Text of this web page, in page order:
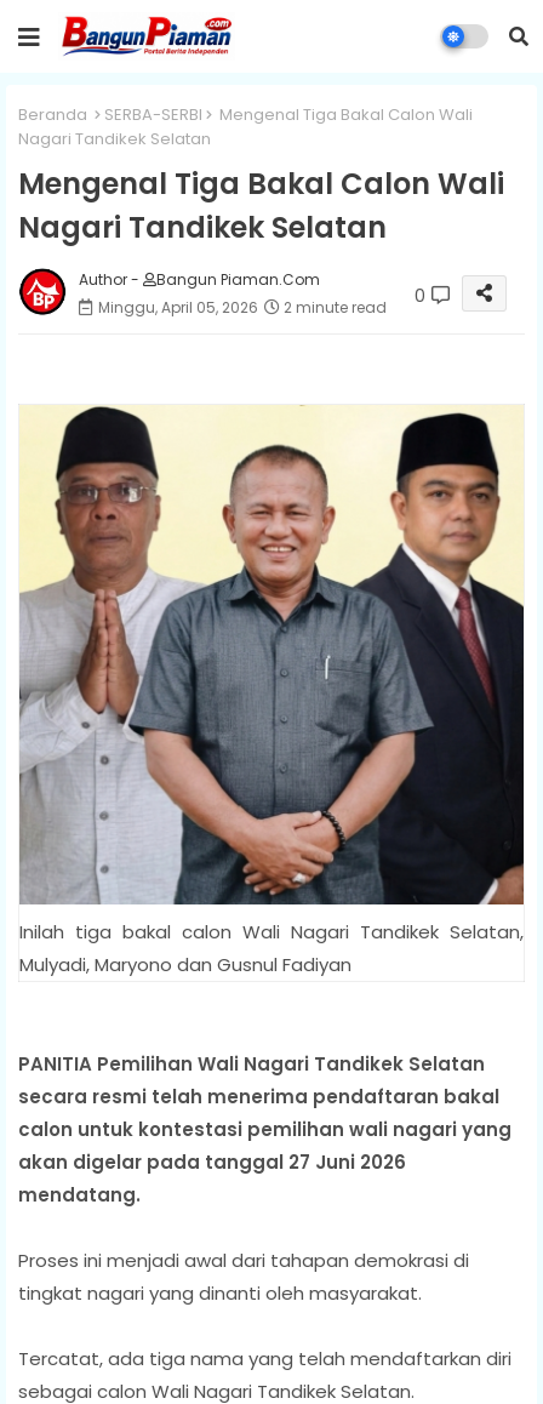
Beranda SERBA-SERBI
Mengenal Tiga Bakal Calon Wali
Nagari Tandikek Selatan
Mengenal Tiga Bakal Calon Wali
Nagari Tandikek Selatan
Author -
Bangun Piaman.Com
Minggu, April 05, 2026
2 minute read 0
Inilah tiga bakal calon Wali Nagari Tandikek Selatan,
Mulyadi, Maryono dan Gusnul Fadiyan
PANITIA Pemilihan Wali Nagari Tandikek Selatan
secara resmi telah menerima pendaftaran bakal
calon untuk kontestasi pemilihan wali nagari yang
akan digelar pada tanggal 27 Juni 2026
mendatang.
Proses ini menjadi awal dari tahapan demokrasi di
tingkat nagari yang dinanti oleh masyarakat.
Tercatat, ada tiga nama yang telah mendaftarkan diri
sebagai calon Wali Nagari Tandikek Selatan.